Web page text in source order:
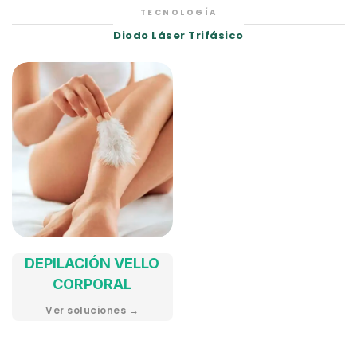
TECNOLOGÍA
Diodo Láser Trifásico
DEPILACIÓN VELLO
CORPORAL
Ver soluciones →